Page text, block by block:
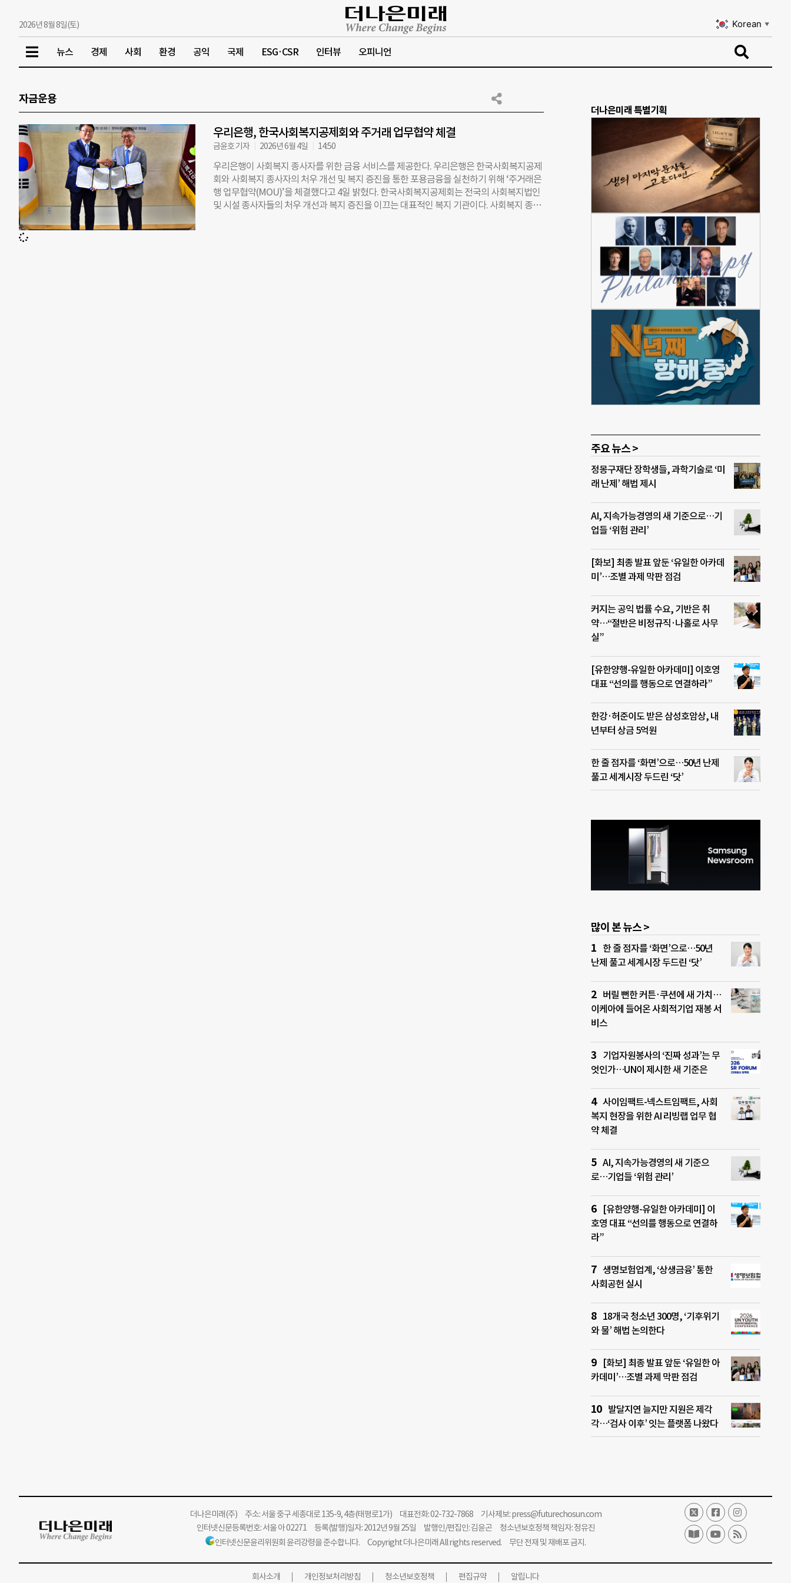
2026년 8월 8일(토) Korean ▼
뉴스 경제 사회 환경 공익 국제 ESG·CSR 인터뷰 오피니언
자금운용
우리은행, 한국사회복지공제회와 주거래 업무협약 체결
금윤호 기자 2026년 6월 4일 14:50
우리은행이 사회복지 종사자를 위한 금융 서비스를 제공한다. 우리은행은 한국사회복지공제
회와 사회복지 종사자의 처우 개선 및 복지 증진을 통한 포용금융을 실천하기 위해 ‘주거래은
행 업무협약(MOU)’을 체결했다고 4일 밝혔다. 한국사회복지공제회는 전국의 사회복지법인
및 시설 종사자들의 처우 개선과 복지 증진을 이끄는 대표적인 복지 기관이다. 사회복지 종사
더나은미래 특별기획
주요 뉴스 >
정몽구재단 장학생들, 과학기술로 ‘미
래 난제’ 해법 제시
AI, 지속가능경영의 새 기준으로…기
업들 ‘위험 관리’
[화보] 최종 발표 앞둔 ‘유일한 아카데
미’…조별 과제 막판 점검
커지는 공익 법률 수요, 기반은 취
약…“절반은 비정규직·나홀로 사무
실”
[유한양행-유일한 아카데미] 이호영
대표 “선의를 행동으로 연결하라”
한강·허준이도 받은 삼성호암상, 내
년부터 상금 5억원
한 줄 점자를 ‘화면’으로…50년 난제
풀고 세계시장 두드린 ‘닷’
많이 본 뉴스 >
한 줄 점자를 ‘화면’으로…50년
난제 풀고 세계시장 두드린 ‘닷’
버릴 뻔한 커튼·쿠션에 새 가치…
이케아에 들어온 사회적기업 재봉 서
비스
기업자원봉사의 ‘진짜 성과’는 무
엇인가…UN이 제시한 새 기준은
사이임팩트-넥스트임팩트, 사회
복지 현장을 위한 AI 리빙랩 업무 협
약 체결
AI, 지속가능경영의 새 기준으
로…기업들 ‘위험 관리’
[유한양행-유일한 아카데미] 이
호영 대표 “선의를 행동으로 연결하
라”
생명보험업계, ‘상생금융’ 통한
사회공헌 실시
18개국 청소년 300명, ‘기후위기
와 물’ 해법 논의한다
[화보] 최종 발표 앞둔 ‘유일한 아
카데미’…조별 과제 막판 점검
발달지연 늘지만 지원은 제각
각…‘검사 이후’ 잇는 플랫폼 나왔다
더나은미래(주)주소: 서울 중구 세종대로 135-9, 4층(태평로1가) 대표전화: 02-732-7868 기사제보:press@futurechosun.com
인터넷신문등록번호: 서울 아 02271 등록(발행)일자: 2012년 9월 25일 발행인/편집인: 김윤곤 청소년보호정책 책임자: 정유진
인터넷신문윤리위원회 윤리강령을 준수합니다. Copyright 더나은미래 All rights reserved. 무단 전재 및 재배포 금지.
회사소개 개인정보처리방침 청소년보호정책 편집규약 알립니다